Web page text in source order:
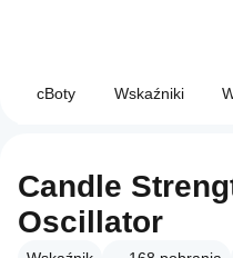
cBoty Wskaźniki
Candle
Oscillator